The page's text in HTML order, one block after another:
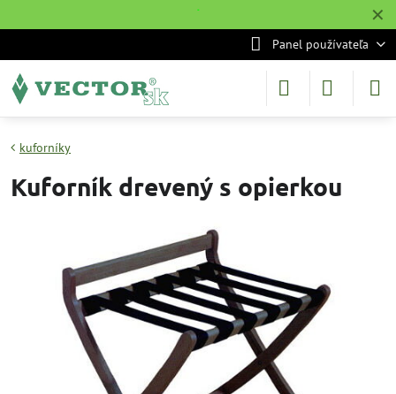
✕
˙
Panel používateľa
kuforníky
Kuforník drevený s opierkou